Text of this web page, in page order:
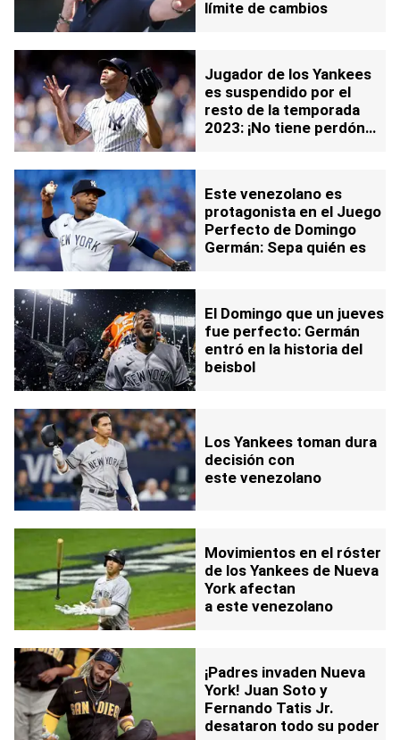
límite de cambios
Jugador de los Yankees
es suspendido por el
resto de la temporada
2023: ¡No tiene perdón
Este venezolano es
protagonista en el Juego
Perfecto de Domingo
Germán: Sepa quién es
El Domingo que un jueves
fue perfecto: Germán
entró en la historia del
beisbol
Los Yankees toman dura
decisión con
este venezolano
Movimientos en el róster
de los Yankees de Nueva
York afectan
a este venezolano
¡Padres invaden Nueva
York! Juan Soto y
Fernando Tatis Jr.
desataron todo su poder